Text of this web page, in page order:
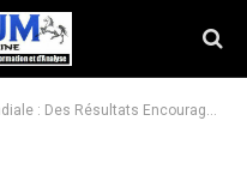
Encourageants Au Service Du Développement